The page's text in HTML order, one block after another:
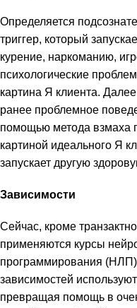
Определяется
триггер, который
курение, наркоманию,
психологические
картина Я клиента.
ранее проблемное
помощью метода взмаха
картиной идеального Я
запускает другую
Зависимости
Сейчас, кроме
применяются курсы
программирования (НЛП)
зависимостей
превращая помощь в